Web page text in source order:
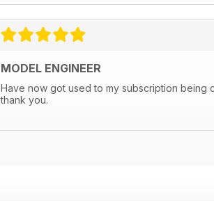
MODEL ENGINEER
Have now got used to my subscription being
thank you.